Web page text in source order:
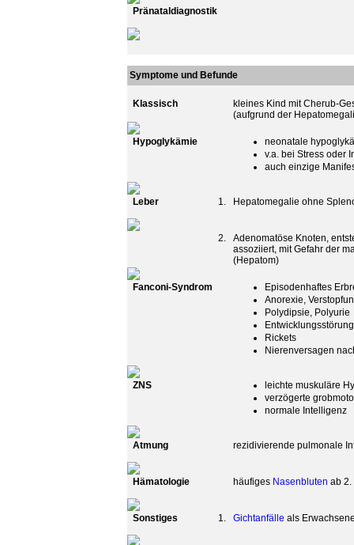
Pränataldiagnostik
Symptome und Befunde
Klassisch
kleines Kind mit Cherub-
(aufgrund der
Hypoglykämie
neonatale
v.a. bei Stress oder
auch einzige
Leber 1. Hepatomegalie ohne
2.
Adenomatöse Knoten,
assoziiert, mit Gefahr der
(Hepatom)
Fanconi-Syndrom
Episodenhaftes
Anorexie,
Polydipsie, Polyurie
Rickets
Nierenversagen
ZNS
leichte muskuläre
verzögerte
normale Intelligenz
Atmung rezidivierende pulmonale
Hämatologie häufiges Nasenbluten ab 2.
Sonstiges 1. Gichtanfälle als